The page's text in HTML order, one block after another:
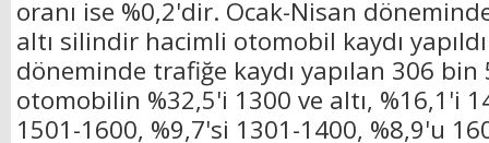
oranı ise %0,2'dir. Ocak-Nisan
altı silindir hacimli otomobil kaydı
döneminde trafiğe kaydı yapılan 306 bin
otomobilin %32,5'i 1300 ve altı, %16,1'i
1501-1600, %9,7'si 1301-1400, %8,9'u